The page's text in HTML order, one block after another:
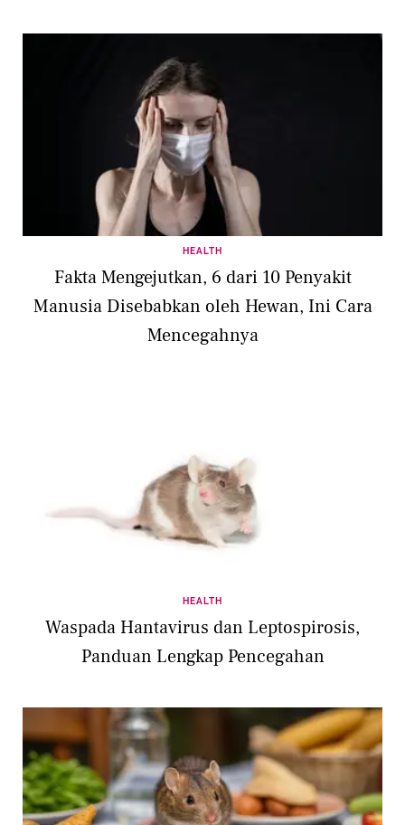
HEALTH
Fakta Mengejutkan, 6 dari 10 Penyakit
Manusia Disebabkan oleh Hewan, Ini Cara
Mencegahnya
HEALTH
Waspada Hantavirus dan Leptospirosis,
Panduan Lengkap Pencegahan